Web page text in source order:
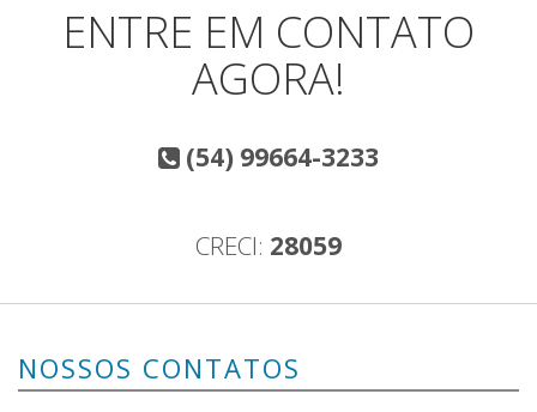
ENTRE EM CONTATO
AGORA!
(54) 99664-3233
CRECI: 28059
NOSSOS CONTATOS